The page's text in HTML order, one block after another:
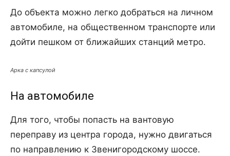
До объекта можно легко добраться на личном
автомобиле, на общественном транспорте или
дойти пешком от ближайших станций метро.
Арка с капсулой
На автомобиле
Для того, чтобы попасть на вантовую
переправу из центра города, нужно двигаться
по направлению к Звенигородскому шоссе.